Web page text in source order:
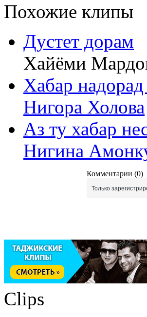
Похожие клипы
Дустет дорам
Хайёми
Хабар
Нигора Холова
Аз ту хабар
Нигина
Комментарии (0)
Только
Clips